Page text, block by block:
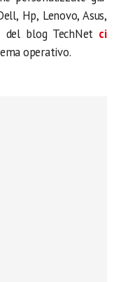
Hp, Lenovo, Asus,
blog TechNet ci
operativo.